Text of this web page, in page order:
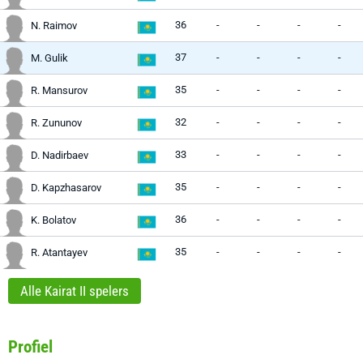
N. Raimov 36 - - - -
M. Gulik 37 - - - -
R. Mansurov 35 - - - -
R. Zununov 32 - - - -
D. Nadirbaev 33 - - - -
D. Kapzhasarov 35 - - - -
K. Bolatov 36 - - - -
R. Atantayev 35 - - - -
Alle Kairat II spelers
Profiel